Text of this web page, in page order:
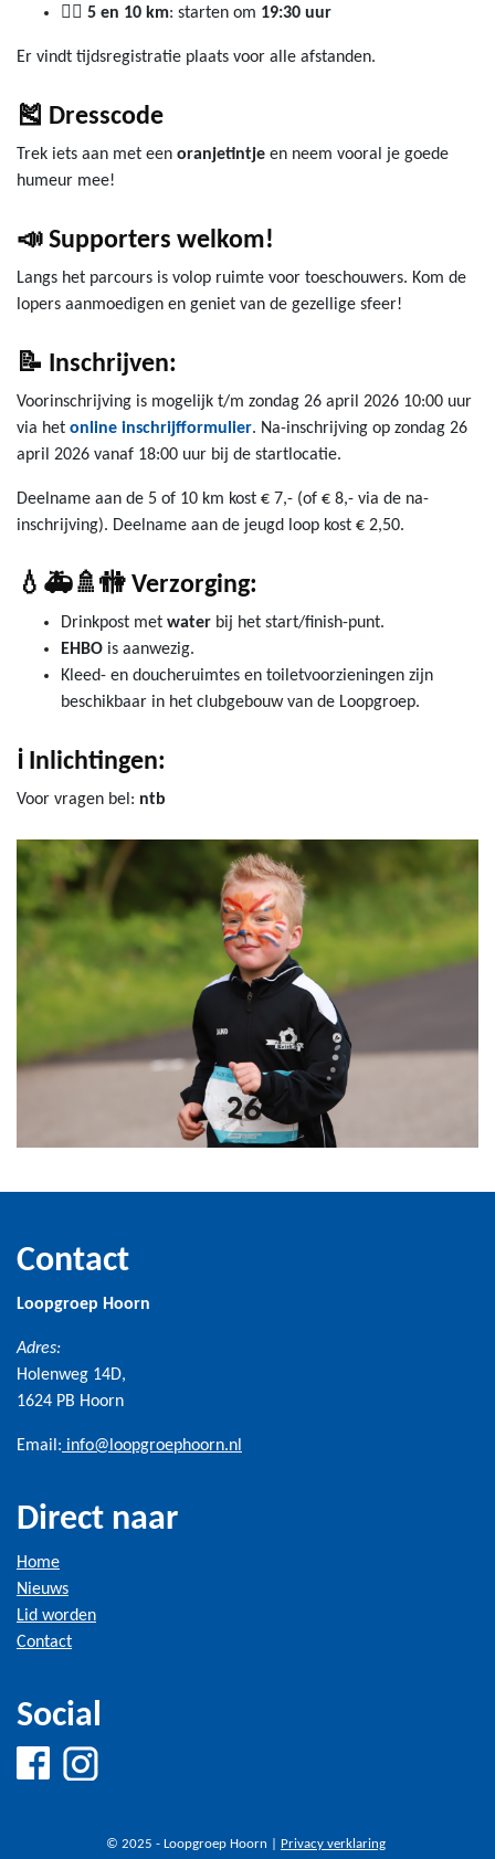
🏃‍♀️ 5 en 10 km: starten om 19:30 uur
Er vindt tijdsregistratie plaats voor alle afstanden.
🎽 Dresscode
Trek iets aan met een oranjetintje en neem vooral je goede
humeur mee!
📣 Supporters welkom!
Langs het parcours is volop ruimte voor toeschouwers. Kom de
lopers aanmoedigen en geniet van de gezellige sfeer!
📝 Inschrijven:
Voorinschrijving is mogelijk t/m zondag 26 april 2026 10:00 uur
via het online inschrijfformulier. Na-inschrijving op zondag 26
april 2026 vanaf 18:00 uur bij de startlocatie.
Deelname aan de 5 of 10 km kost € 7,- (of € 8,- via de na-
inschrijving). Deelname aan de jeugd loop kost € 2,50.
💧🚑🚿🚻 Verzorging:
Drinkpost met water bij het start/finish-punt.
EHBO is aanwezig.
Kleed- en doucheruimtes en toiletvoorzieningen zijn
beschikbaar in het clubgebouw van de Loopgroep.
ℹ️ Inlichtingen:
Voor vragen bel: ntb
Contact
Loopgroep Hoorn
Adres:
Holenweg 14D,
1624 PB Hoorn
Email: info@loopgroephoorn.nl
Direct naar
Home
Nieuws
Lid worden
Contact
Social
© 2025 - Loopgroep Hoorn | Privacy verklaring